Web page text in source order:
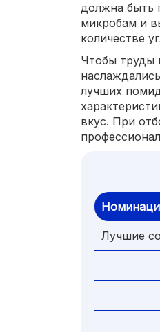
должна быть
микробам и
количестве
Чтобы труды
лучших
вкус. При
Лучшие